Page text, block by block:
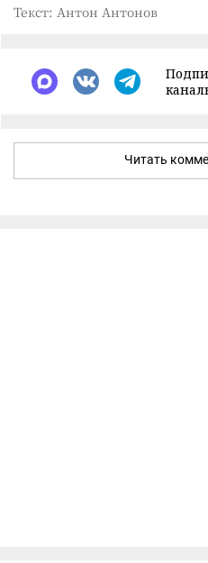
Текст: Антон Антонов
Читать